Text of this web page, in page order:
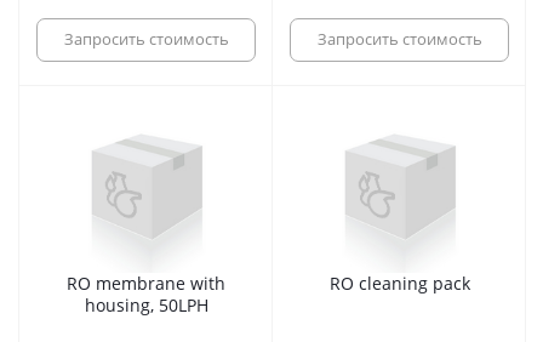
Запросить стоимость Запросить стоимость
RO membrane with
housing, 50LPH
RO cleaning pack